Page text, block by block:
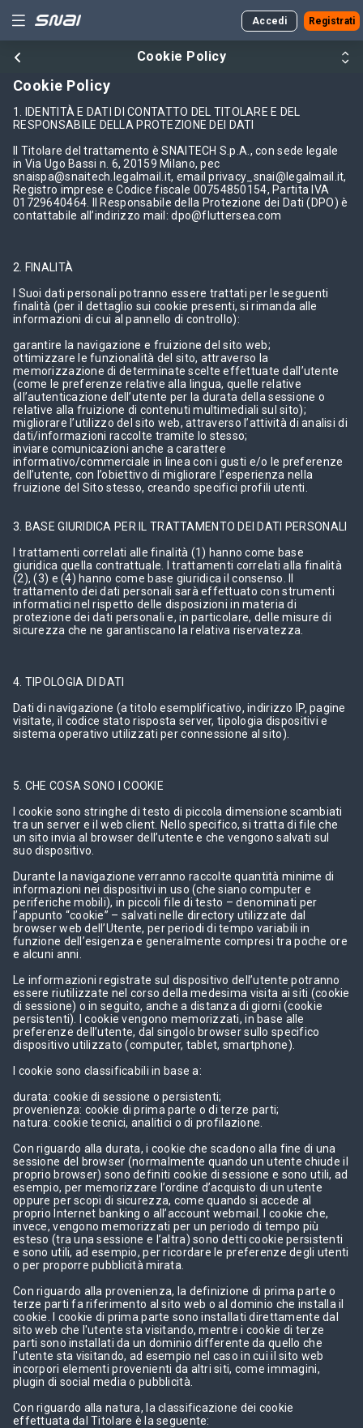
Accedi Registrati
Cookie Policy
Cookie Policy
1. IDENTITÀ E DATI DI CONTATTO DEL TITOLARE E DEL
RESPONSABILE DELLA PROTEZIONE DEI DATI
Il Titolare del trattamento è SNAITECH S.p.A., con sede legale
in Via Ugo Bassi n. 6, 20159 Milano, pec
snaispa@snaitech.legalmail.it, email privacy_snai@legalmail.it,
Registro imprese e Codice fiscale 00754850154, Partita IVA
01729640464. Il Responsabile della Protezione dei Dati (DPO) è
contattabile all’indirizzo mail: dpo@fluttersea.com
2. FINALITÀ
I Suoi dati personali potranno essere trattati per le seguenti
finalità (per il dettaglio sui cookie presenti, si rimanda alle
informazioni di cui al pannello di controllo):
garantire la navigazione e fruizione del sito web;
ottimizzare le funzionalità del sito, attraverso la
memorizzazione di determinate scelte effettuate dall’utente
(come le preferenze relative alla lingua, quelle relative
all’autenticazione dell’utente per la durata della sessione o
relative alla fruizione di contenuti multimediali sul sito);
migliorare l’utilizzo del sito web, attraverso l’attività di analisi di
dati/informazioni raccolte tramite lo stesso;
inviare comunicazioni anche a carattere
informativo/commerciale in linea con i gusti e/o le preferenze
dell’utente, con l’obiettivo di migliorare l’esperienza nella
fruizione del Sito stesso, creando specifici profili utenti.
3. BASE GIURIDICA PER IL TRATTAMENTO DEI DATI PERSONALI
I trattamenti correlati alle finalità (1) hanno come base
giuridica quella contrattuale. I trattamenti correlati alla finalità
(2), (3) e (4) hanno come base giuridica il consenso. Il
trattamento dei dati personali sarà effettuato con strumenti
informatici nel rispetto delle disposizioni in materia di
protezione dei dati personali e, in particolare, delle misure di
sicurezza che ne garantiscano la relativa riservatezza.
4. TIPOLOGIA DI DATI
Dati di navigazione (a titolo esemplificativo, indirizzo IP, pagine
visitate, il codice stato risposta server, tipologia dispositivi e
sistema operativo utilizzati per connessione al sito).
5. CHE COSA SONO I COOKIE
I cookie sono stringhe di testo di piccola dimensione scambiati
tra un server e il web client. Nello specifico, si tratta di file che
un sito invia al browser dell’utente e che vengono salvati sul
suo dispositivo.
Durante la navigazione verranno raccolte quantità minime di
informazioni nei dispositivi in uso (che siano computer e
periferiche mobili), in piccoli file di testo – denominati per
l’appunto “cookie” – salvati nelle directory utilizzate dal
browser web dell’Utente, per periodi di tempo variabili in
funzione dell’esigenza e generalmente compresi tra poche ore
e alcuni anni.
Le informazioni registrate sul dispositivo dell’utente potranno
essere riutilizzate nel corso della medesima visita ai siti (cookie
di sessione) o in seguito, anche a distanza di giorni (cookie
persistenti). I cookie vengono memorizzati, in base alle
preferenze dell’utente, dal singolo browser sullo specifico
dispositivo utilizzato (computer, tablet, smartphone).
I cookie sono classificabili in base a:
durata: cookie di sessione o persistenti;
provenienza: cookie di prima parte o di terze parti;
natura: cookie tecnici, analitici o di profilazione.
Con riguardo alla durata, i cookie che scadono alla fine di una
sessione del browser (normalmente quando un utente chiude il
proprio browser) sono definiti cookie di sessione e sono utili, ad
esempio, per memorizzare l’ordine d’acquisto di un utente
oppure per scopi di sicurezza, come quando si accede al
proprio Internet banking o all’account webmail. I cookie che,
invece, vengono memorizzati per un periodo di tempo più
esteso (tra una sessione e l’altra) sono detti cookie persistenti
e sono utili, ad esempio, per ricordare le preferenze degli utenti
o per proporre pubblicità mirata.
Con riguardo alla provenienza, la definizione di prima parte o
terze parti fa riferimento al sito web o al dominio che installa il
cookie. I cookie di prima parte sono installati direttamente dal
sito web che l'utente sta visitando, mentre i cookie di terze
parti sono installati da un dominio differente da quello che
l'utente sta visitando, ad esempio nel caso in cui il sito web
incorpori elementi provenienti da altri siti, come immagini,
plugin di social media o pubblicità.
Con riguardo alla natura, la classificazione dei cookie
effettuata dal Titolare è la seguente: